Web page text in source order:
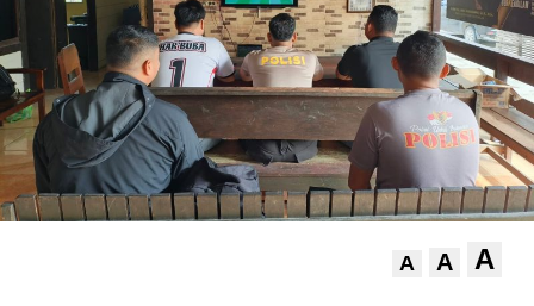
A A A